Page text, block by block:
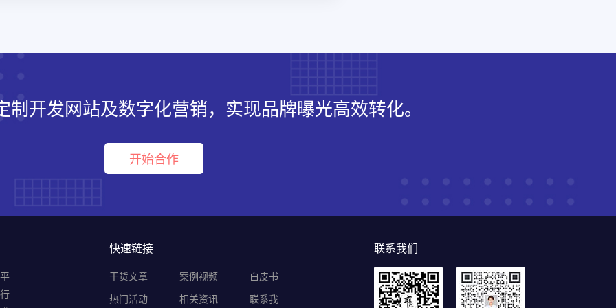
制开发网站及数字化营销，实现品牌曝光高效转化。
开始合作
快速链接
干货文章 案例视频
白皮书
热门活动
相关资讯 联系我
联系我们